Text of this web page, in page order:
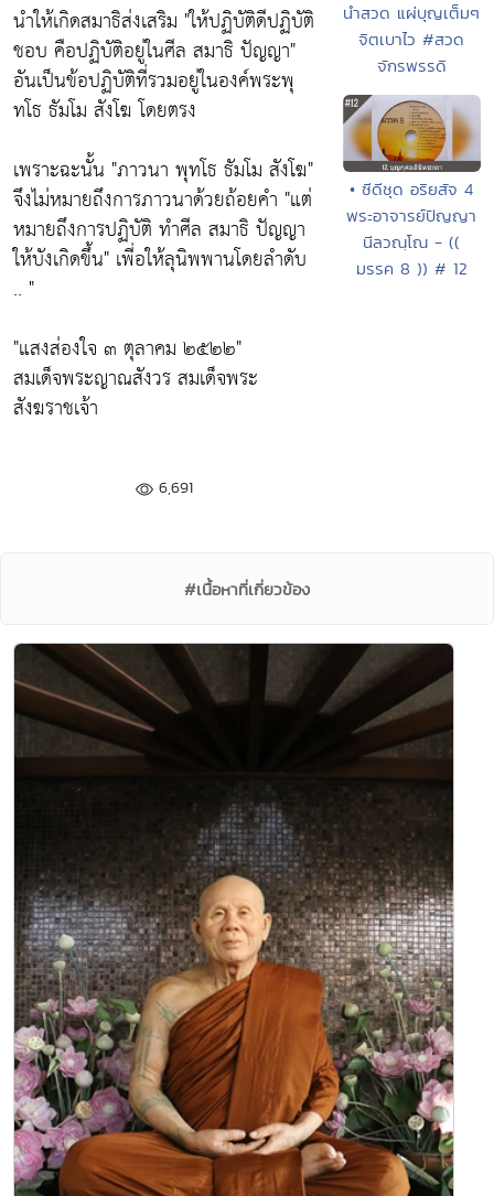
นำให้เกิดสมาธิส่งเสริม "ให้ปฏิบัติดีปฏิบัติ
ชอบ คือปฏิบัติอยู่ในศีล สมาธิ ปัญญา"
อันเป็นข้อปฏิบัติที่รวมอยู่ในองค์พระพุ
ทโธ ธัมโม สังโฆ โดยตรง
เพราะฉะนั้น "ภาวนา พุทโธ ธัมโม สังโฆ"
จึงไม่หมายถึงการภาวนาด้วยถ้อยคำ "แต่
หมายถึงการปฏิบัติ ทำศีล สมาธิ ปัญญา
ให้บังเกิดขึ้น" เพี่อให้ลุนิพพานโดยลำดับ
.. "
"แสงส่องใจ ๓ ตุลาคม ๒๕๒๒"
สมเด็จพระญาณสังวร สมเด็จพระ
สังฆราชเจ้า
6,691
นำสวด แผ่บุญเต็มๆ
จิตเบาไว #สวด
จักรพรรดิ
• ซีดีชุด อริยสัจ 4
พระอาจารย์ปัญญา
นีลวณฺโณ - ((
มรรค 8 )) # 12
#เนื้อหาที่เกี่ยวข้อง